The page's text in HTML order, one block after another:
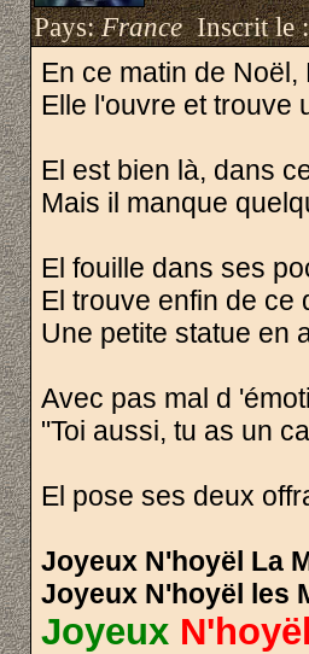
Pays:FranceInscrit le
En ce matin de
Elle l'ouvre et trouve
El est bien là, dans
Mais il manque
El fouille dans ses
El trouve enfin de ce
Une petite statue en
Avec pas mal d
"Toi aussi, tu as un
El pose ses deux
Joyeux N'hoyël La
Joyeux N'hoyël les
Joyeux